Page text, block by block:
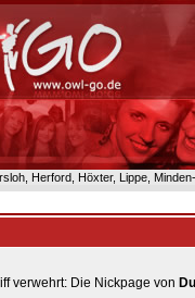
Herford, Höxter, Lippe,
verwehrt: Die Nickpage von